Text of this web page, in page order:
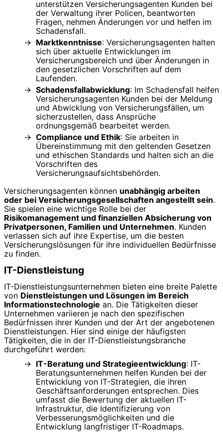
unterstützen Versicherungsagenten Kunden bei
der Verwaltung ihrer Policen, beantworten
Fragen, nehmen Änderungen vor und helfen im
Schadensfall.
Marktkenntnisse: Versicherungsagenten halten
sich über aktuelle Entwicklungen im
Versicherungsbereich und über Änderungen in
den gesetzlichen Vorschriften auf dem
Laufenden.
Schadensfallabwicklung: Im Schadensfall helfen
Versicherungsagenten Kunden bei der Meldung
und Abwicklung von Versicherungsfällen, um
sicherzustellen, dass Ansprüche
ordnungsgemäß bearbeitet werden.
Compliance und Ethik: Sie arbeiten in
Übereinstimmung mit den geltenden Gesetzen
und ethischen Standards und halten sich an die
Vorschriften des
Versicherungsaufsichtsbehörden.
Versicherungsagenten können unabhängig arbeiten
oder bei Versicherungsgesellschaften angestellt sein.
Sie spielen eine wichtige Rolle bei der
Risikomanagement und finanziellen Absicherung von
Privatpersonen, Familien und Unternehmen. Kunden
verlassen sich auf ihre Expertise, um die besten
Versicherungslösungen für ihre individuellen Bedürfnisse
zu finden.
IT-Dienstleistung
IT-Dienstleistungsunternehmen bieten eine breite Palette
von Dienstleistungen und Lösungen im Bereich
Informationstechnologie an. Die Tätigkeiten dieser
Unternehmen variieren je nach den spezifischen
Bedürfnissen ihrer Kunden und der Art der angebotenen
Dienstleistungen. Hier sind einige der häufigsten
Tätigkeiten, die in der IT-Dienstleistungsbranche
durchgeführt werden:
IT-Beratung und Strategieentwicklung: IT-
Beratungsunternehmen helfen Kunden bei der
Entwicklung von IT-Strategien, die ihren
Geschäftsanforderungen entsprechen. Dies
umfasst die Bewertung der aktuellen IT-
Infrastruktur, die Identifizierung von
Verbesserungsmöglichkeiten und die
Entwicklung langfristiger IT-Roadmaps.